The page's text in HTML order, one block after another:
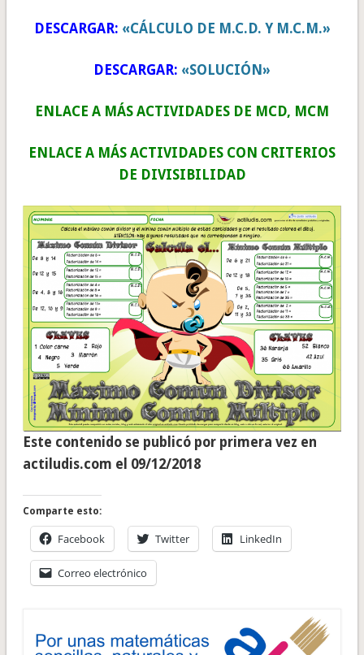
DESCARGAR: «CÁLCULO DE M.C.D. Y M.C.M.»
DESCARGAR: «SOLUCIÓN»
ENLACE A MÁS ACTIVIDADES DE MCD, MCM
ENLACE A MÁS ACTIVIDADES CON CRITERIOS
DE DIVISIBILIDAD
Este contenido se publicó por primera vez en
actiludis.com el 09/12/2018
Comparte esto:
Facebook Twitter LinkedIn
Correo electrónico